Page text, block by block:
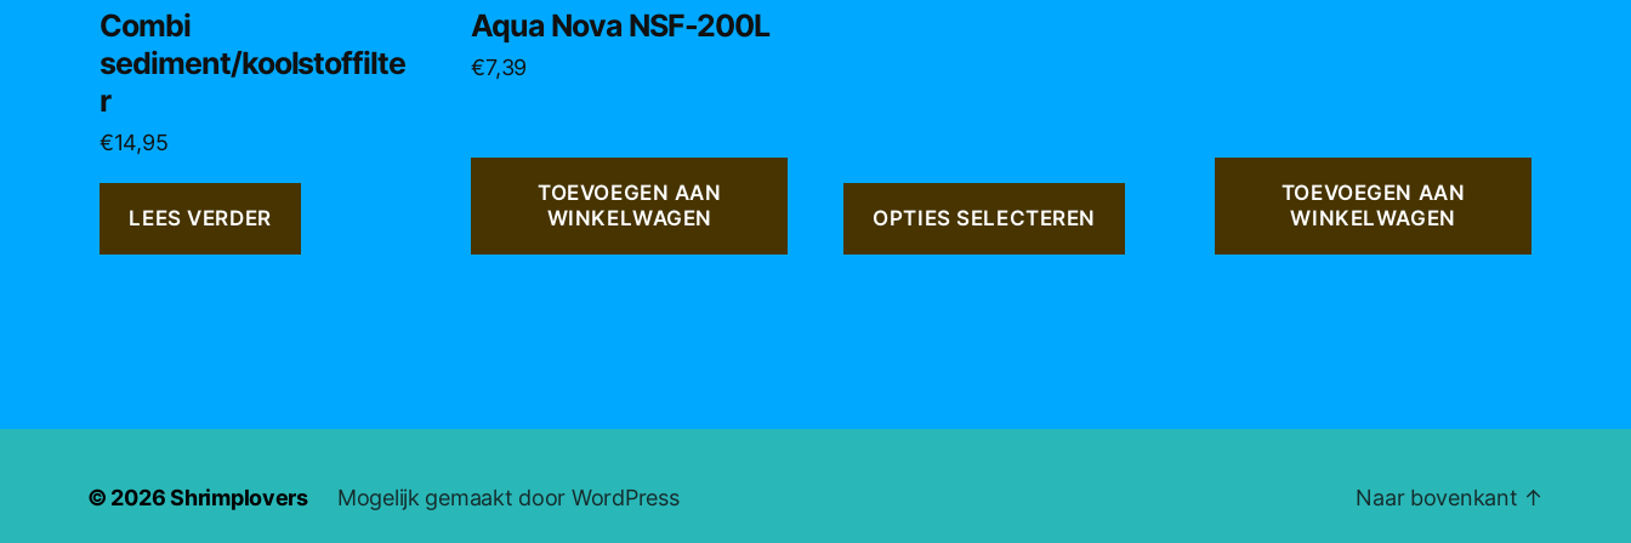
Combi
sediment/koolstoffilte
r
€14,95
LEES VERDER
Aqua Nova NSF-200L
€7,39
TOEVOEGEN AAN
WINKELWAGEN
OPTIES SELECTEREN
TOEVOEGEN AAN
WINKELWAGEN
© 2026Shrimplovers Mogelijk gemaakt door WordPress Naar bovenkant ↑